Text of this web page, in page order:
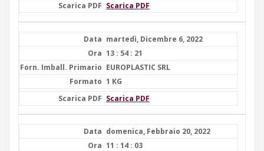
Scarica PDF
martedì, Dicembre 6, 2022
13 : 54 : 21
EUROPLASTIC SRL
1 KG
Scarica PDF
domenica, Febbraio 20, 2022
11 : 14 : 03